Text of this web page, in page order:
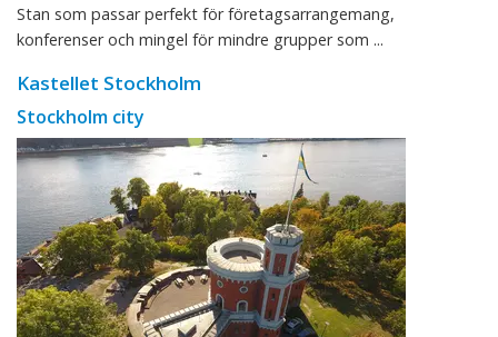
Stan som passar perfekt för företagsarrangemang,
konferenser och mingel för mindre grupper som ...
Kastellet Stockholm
Stockholm city